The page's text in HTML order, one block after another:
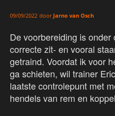
09/09/2022 door Jarno van Osch
De voorbereiding is
correcte zit- en vooral
getraind. Voordat ik voor
ga schieten, wil trainer
laatste controlepunt met
hendels van rem en